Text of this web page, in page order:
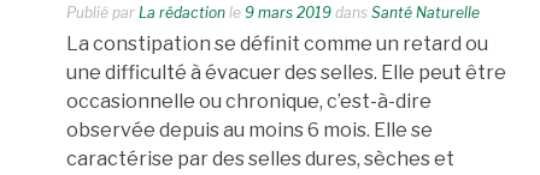
Publié par La rédaction le 9 mars 2019 dans Santé Naturelle
La constipation se définit comme un retard ou
une difficulté à évacuer des selles. Elle peut être
occasionnelle ou chronique, c’est-à-dire
observée depuis au moins 6 mois. Elle se
caractérise par des selles dures, sèches et